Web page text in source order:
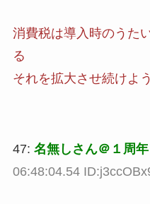
消費税は導入時のうた
る
それを拡大させ続けよ
47: 名無しさん＠１周年
06:48:04.54